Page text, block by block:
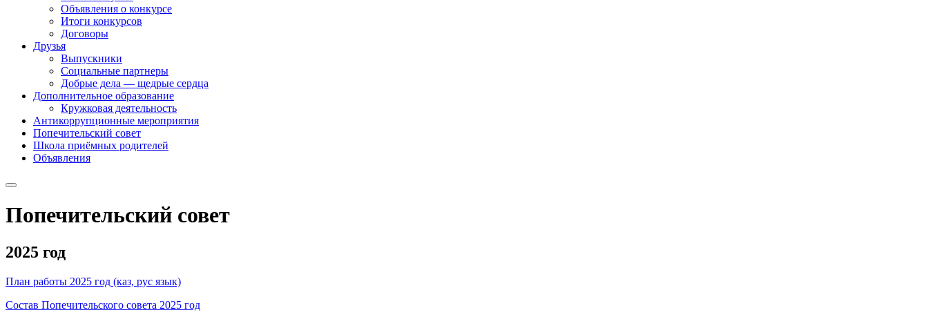
Объявления о конкурсе
Итоги конкурсов
Договоры
Друзья
Выпускники
Социальные партнеры
Добрые дела — щедрые сердца
Дополнительное образование
Кружковая деятельность
Антикоррупционные мероприятия
Попечительский совет
Школа приёмных родителей
Объявления
Попечительский совет
2025 год
План работы 2025 год (каз, рус язык)
Состав Попечительского совета 2025 год